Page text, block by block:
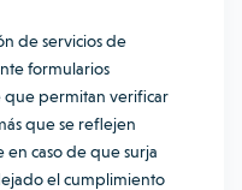
de servicios de
formularios
que permitan verificar
que se reflejen
caso de que surja
el cumplimiento